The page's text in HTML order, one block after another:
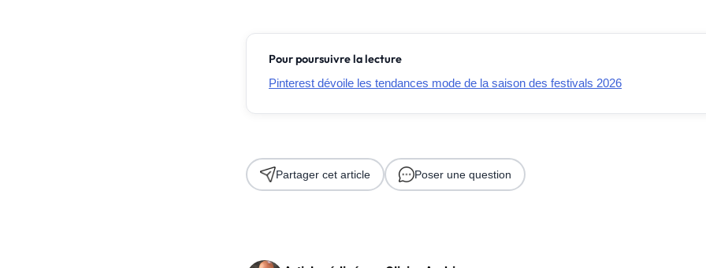
Pour poursuivre la lecture
Pinterest dévoile les tendances mode de la saison des festivals 2026
Partager cet article Poser une question